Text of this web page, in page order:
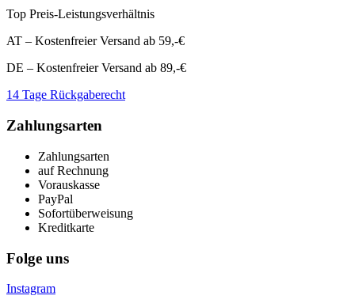
Top Preis-Leistungsverhältnis
AT – Kostenfreier Versand ab 59,-€
DE – Kostenfreier Versand ab 89,-€
14 Tage Rückgaberecht
Zahlungsarten
Zahlungsarten
auf Rechnung
Vorauskasse
PayPal
Sofortüberweisung
Kreditkarte
Folge uns
Instagram